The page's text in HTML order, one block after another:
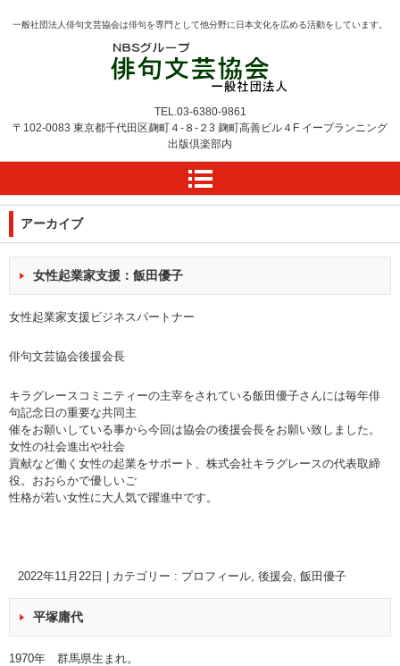
一般社団法人俳句文芸協会は俳句を専門として他分野に日本文化を広める活動をしています。
TEL.03-6380-9861
〒102-0083 東京都千代田区麹町４-８-２3 麹町高善ビル４F イープランニング
出版倶楽部内
アーカイブ
女性起業家支援：飯田優子
女性起業家支援ビジネスパートナー
俳句文芸協会後援会長
キラグレースコミニティーの主宰をされている飯田優子さんには毎年俳
句記念日の重要な共同主
催をお願いしている事から今回は協会の後援会長をお願い致しました。
女性の社会進出や社会
貢献など働く女性の起業をサポート、株式会社キラグレースの代表取締
役。おおらかで優しいご
性格が若い女性に大人気で躍進中です。
2022年11月22日 カテゴリー : プロフィール, 後援会, 飯田優子
平塚庸代
1970年 群馬県生まれ。